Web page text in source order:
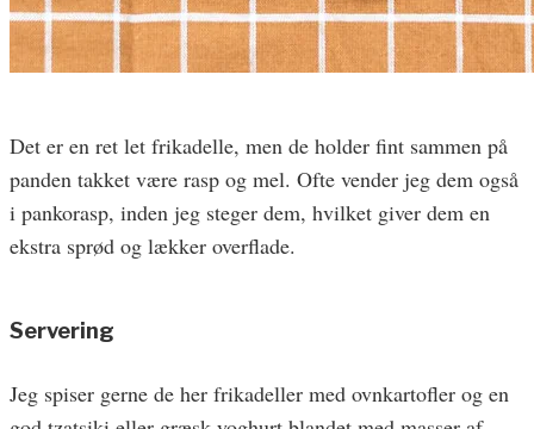
Det er en ret let frikadelle, men de holder fint sammen på
panden takket være rasp og mel. Ofte vender jeg dem også
i pankorasp, inden jeg steger dem, hvilket giver dem en
ekstra sprød og lækker overflade.
Servering
Jeg spiser gerne de her frikadeller med ovnkartofler og en